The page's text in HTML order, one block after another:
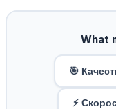
What
🎯
⚡